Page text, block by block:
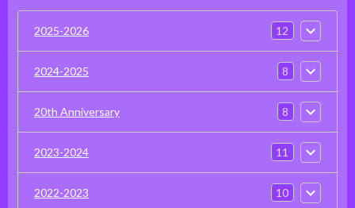
2025-2026 12
2024-2025 8
20th Anniversary 8
2023-2024 11
2022-2023 10